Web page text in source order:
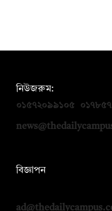
নিউজরুম:
০১৫৭২০৯৯১০৫
বিজ্ঞাপন